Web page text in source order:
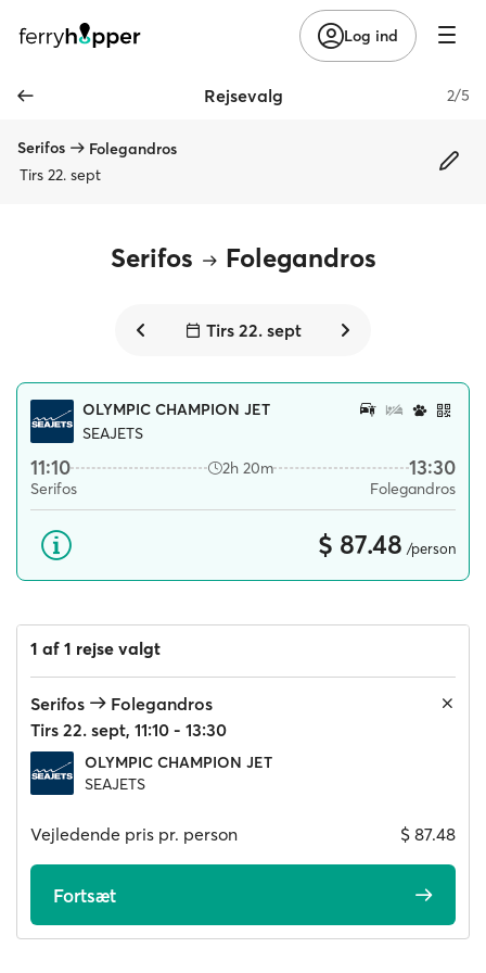
Log ind
Rejsevalg 2/5
Serifos
Folegandros
Tirs 22. sept
Serifos Folegandros
Tirs 22. sept
OLYMPIC CHAMPION JET
SEAJETS
11:10 2h 20m 13:30
Serifos Folegandros
$ 87.48 /person
1 af 1 rejse valgt
Serifos
Folegandros
Tirs 22. sept, 11:10 - 13:30
OLYMPIC CHAMPION JET
SEAJETS
Vejledende pris pr. person $ 87.48
Fortsæt